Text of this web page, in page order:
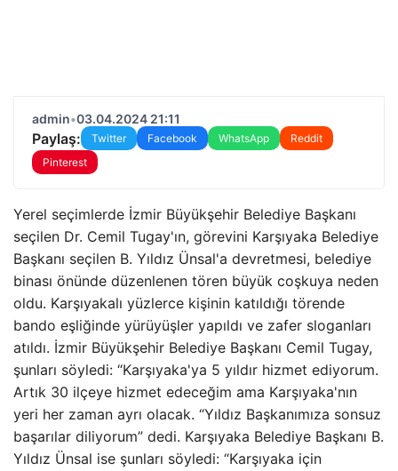
admin•03.04.2024 21:11
Paylaş: Twitter Facebook WhatsApp
Reddit
Pinterest
Yerel seçimlerde İzmir Büyükşehir Belediye Başkanı
seçilen Dr. Cemil Tugay'ın, görevini Karşıyaka Belediye
Başkanı seçilen B. Yıldız Ünsal'a devretmesi, belediye
binası önünde düzenlenen tören büyük coşkuya neden
oldu. Karşıyakalı yüzlerce kişinin katıldığı törende
bando eşliğinde yürüyüşler yapıldı ve zafer sloganları
atıldı. İzmir Büyükşehir Belediye Başkanı Cemil Tugay,
şunları söyledi: “Karşıyaka'ya 5 yıldır hizmet ediyorum.
Artık 30 ilçeye hizmet edeceğim ama Karşıyaka'nın
yeri her zaman ayrı olacak. “Yıldız Başkanımıza sonsuz
başarılar diliyorum” dedi. Karşıyaka Belediye Başkanı B.
Yıldız Ünsal ise şunları söyledi: “Karşıyaka için